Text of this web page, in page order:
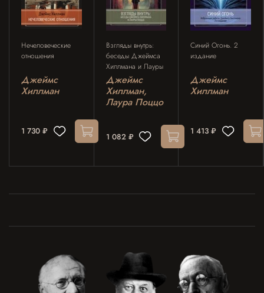
Нечеловеческие
отношения
Джеймс
Хиллман
1 730 ₽
Взгляды внутрь:
беседы Джеймса
Хиллмана и Лауры
Поццо
Джеймс
Хиллман,
Лаура Поццо
1 082 ₽
Синий Огонь. 2
издание
Джеймс
Хиллман
1 413 ₽